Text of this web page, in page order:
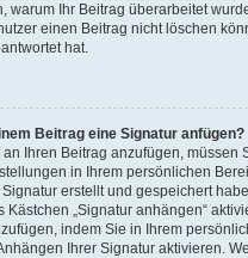
warum Ihr Beitrag überarbeitet
einen Beitrag nicht löschen
hat.
Beitrag eine Signatur anfügen?
Ihren Beitrag anzufügen, müssen
in Ihrem persönlichen
erstellt und gespeichert
Kästchen „Signatur anhängen“
indem Sie in Ihrem
Ihrer Signatur aktivieren.